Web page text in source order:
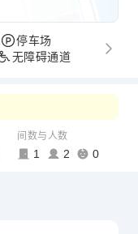
停车场
无障碍通道
间数与人数
1 2 0